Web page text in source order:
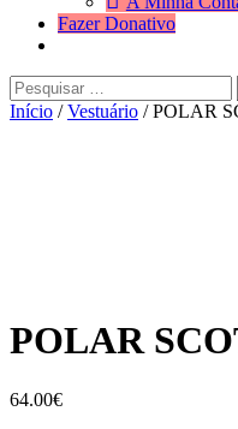
Fazer Donativo
Search
Pesquisar
por:
Início /Vestuário / POLAR
POLAR
64.00€